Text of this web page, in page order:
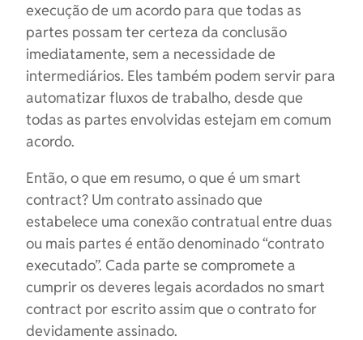
execução de um acordo para que todas as
partes possam ter certeza da conclusão
imediatamente, sem a necessidade de
intermediários. Eles também podem servir para
automatizar fluxos de trabalho, desde que
todas as partes envolvidas estejam em comum
acordo.
Então, o que em resumo, o que é um smart
contract? Um contrato assinado que
estabelece uma conexão contratual entre duas
ou mais partes é então denominado “contrato
executado”. Cada parte se compromete a
cumprir os deveres legais acordados no smart
contract por escrito assim que o contrato for
devidamente assinado.